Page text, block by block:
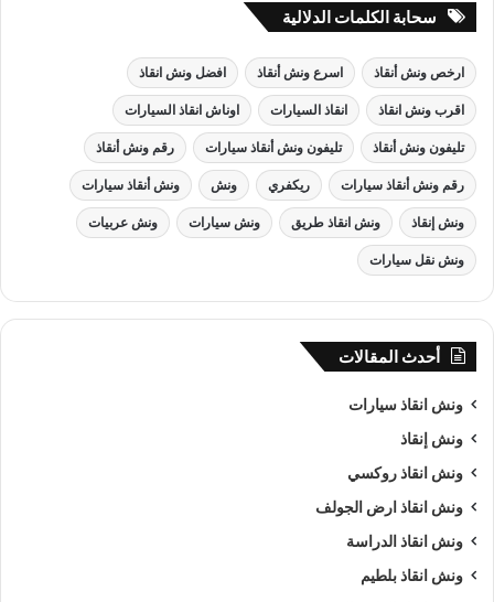
سحابة الكلمات الدلالية
ارخص ونش أنقاذ اسرع ونش أنقاذ افضل ونش انقاذ
اقرب ونش انقاذ انقاذ السيارات اوناش انقاذ السيارات
تليفون ونش أنقاذ تليفون ونش أنقاذ سيارات رقم ونش أنقاذ
رقم ونش أنقاذ سيارات ريكفري ونش ونش أنقاذ سيارات
ونش إنقاذ ونش انقاذ طريق ونش سيارات ونش عربيات
ونش نقل سيارات
أحدث المقالات
ونش انقاذ سيارات
ونش إنقاذ
ونش انقاذ روكسي
ونش انقاذ ارض الجولف
ونش انقاذ الدراسة
ونش انقاذ بلطيم